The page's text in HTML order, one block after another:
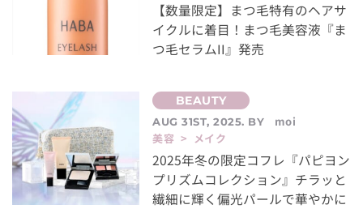
【数量限定】まつ毛特有のヘアサ
イクルに着目！まつ毛美容液『ま
つ毛セラムII』発売
AUG 31ST, 2025. BY
moi
美容 > メイク
2025年冬の限定コフレ『パピヨン
プリズムコレクション』チラッと
繊細に輝く偏光パールで華やかに